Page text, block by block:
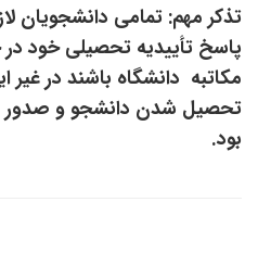
تذکر مهم: تمامی دانشجویان
پاسخ تأییدیه تحصیلی خود
مکاتبه دانشگاه باشند در
تحصیل شدن دانشجو و صدور
بود.